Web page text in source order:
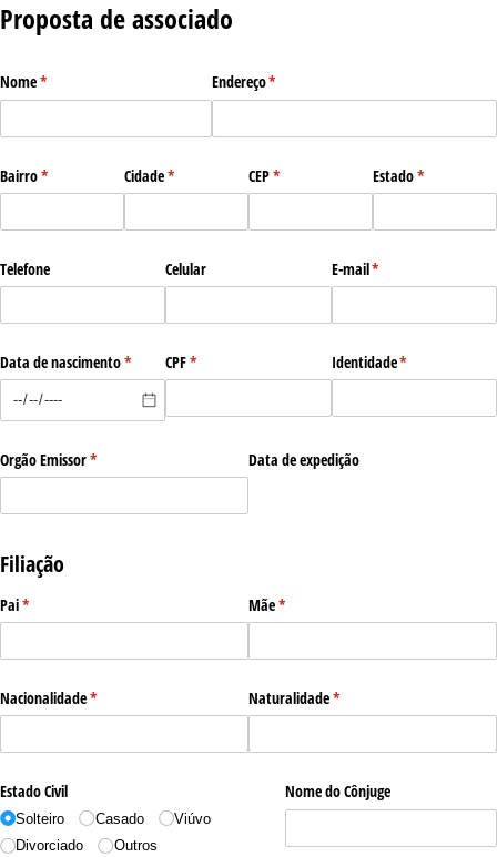
Proposta de associado
Nome*
(obrigatório) Endereço*
(obrigatório)
Bairro*
(obrigatório) Cidade*
(obrigatório) CEP*
(obrigatório) Estado*
(obrigatório)
Telefone Celular E-mail*
(obrigatório)
Data de nascimento*
(obrigatório)
CPF*
(obrigatório) Identidade*
(obrigatório)
Orgão Emissor*
(obrigatório) Data de expedição
Filiação
Pai*
(obrigatório) Mãe*
(obrigatório)
Nacionalidade*
(obrigatório) Naturalidade*
(obrigatório)
Estado Civil
Solteiro Casado
Viúvo
Divorciado
Outros
Nome do Cônjuge